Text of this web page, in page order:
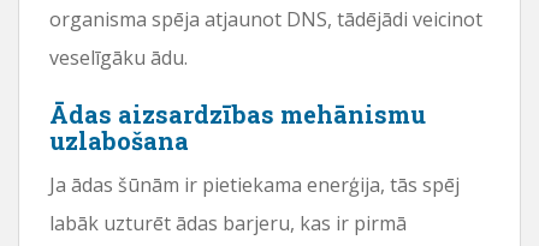
organisma spēja atjaunot DNS, tādējādi veicinot
veselīgāku ādu.
Ādas aizsardzības mehānismu
uzlabošana
Ja ādas šūnām ir pietiekama enerģija, tās spēj
labāk uzturēt ādas barjeru, kas ir pirmā